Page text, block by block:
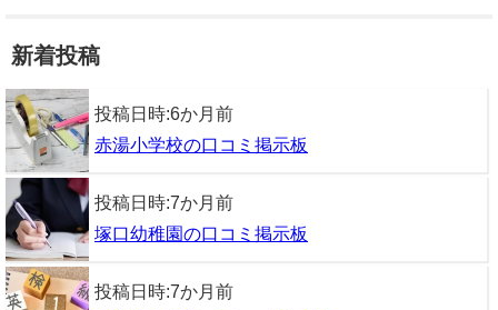
新着投稿
投稿日時:6か月前
赤湯小学校の口コミ掲示板
投稿日時:7か月前
塚口幼稚園の口コミ掲示板
投稿日時:7か月前